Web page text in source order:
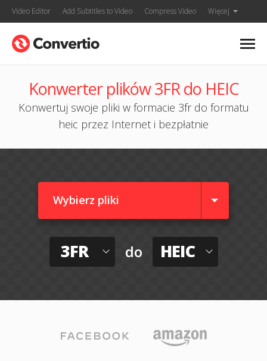
Video Editor Add Subtitles to Video Compress Video Więcej
Konwerter plików 3FR do HEIC
Konwertuj swoje pliki w formacie 3fr do formatu
heic przez Internet i bezpłatnie
Wybierz pliki
3FR do HEIC